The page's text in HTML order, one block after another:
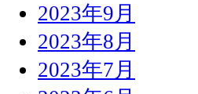
2023年9月
2023年8月
2023年7月